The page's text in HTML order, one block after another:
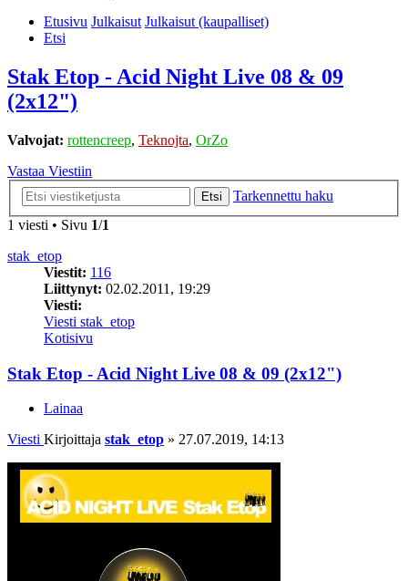
Etusivu Julkaisut Julkaisut (kaupalliset)
Etsi
Stak Etop - Acid Night Live 08 & 09
(2x12")
Valvojat: rottencreep, Teknojta, OrZo
Vastaa Viestiin
Etsi
Tarkennettu haku
1 viesti • Sivu 1/1
stak_etop
Viestit: 116
Liittynyt: 02.02.2011, 19:29
Viesti:
Viesti stak_etop
Kotisivu
Stak Etop - Acid Night Live 08 & 09 (2x12")
Lainaa
Viesti Kirjoittaja stak_etop » 27.07.2019, 14:13